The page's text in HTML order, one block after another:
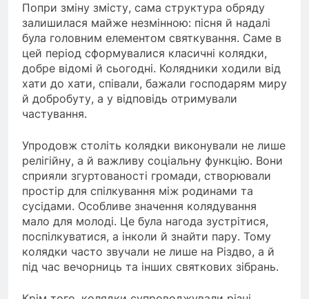
Попри зміну змісту, сама структура обряду
залишилася майже незмінною: пісня й надалі
була головним елементом святкування. Саме в
цей період сформувалися класичні колядки,
добре відомі й сьогодні. Колядники ходили від
хати до хати, співали, бажали господарям миру
й добробуту, а у відповідь отримували
частування.
Упродовж століть колядки виконували не лише
релігійну, а й важливу соціальну функцію. Вони
сприяли згуртованості громади, створювали
простір для спілкування між родинами та
сусідами. Особливе значення колядування
мало для молоді. Це була нагода зустрітися,
поспілкуватися, а інколи й знайти пару. Тому
колядки часто звучали не лише на Різдво, а й
під час вечорниць та інших святкових зібрань.